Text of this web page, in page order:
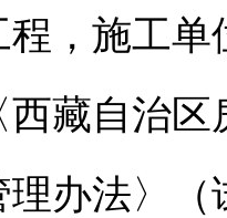
程，施工
西藏自治
理办法〉